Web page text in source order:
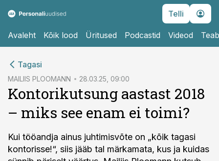
Telli
Avaleht Kõik lood Üritused Podcastid Videod
Tagasi
MAILIIS PLOOMANN 28.03.25, 09:00
Kontorikutsung aastast 2018
– miks see enam ei toimi?
Kui tööandja ainus juhtimisvõte on „kõik tagasi
kontorisse!“, siis jääb tal märkamata, kus ja kuidas